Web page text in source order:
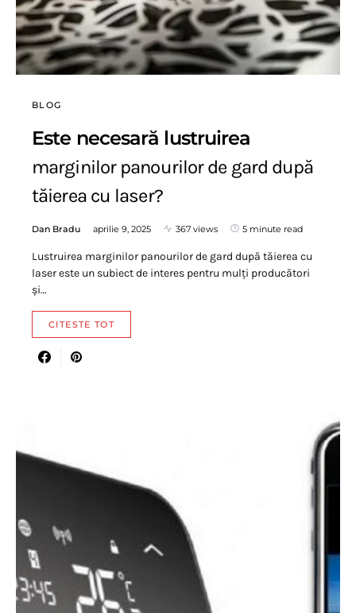
BLOG
Este necesară lustruirea
marginilor panourilor de gard după
tăierea cu laser?
Dan Bradu aprilie 9, 2025 367 views 5 minute read
Lustruirea marginilor panourilor de gard după tăierea cu
laser este un subiect de interes pentru mulți producători
și…
CITESTE TOT